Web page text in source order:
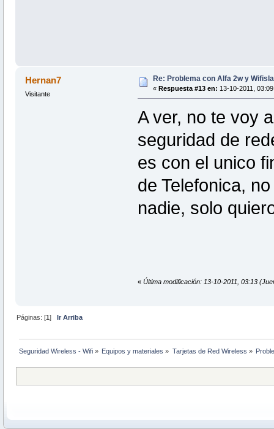
Hernan7
Visitante
Re: Problema con Alfa 2w y
« Respuesta #13 en: 13-10-2011,
A ver, no te voy
seguridad de
es con el unico
de Telefonica,
nadie, solo
« Última modificación: 13-10-2011, 03:13
Páginas: [1] Ir Arriba
Seguridad Wireless - Wifi » Equipos y materiales » Tarjetas de Red Wireless »